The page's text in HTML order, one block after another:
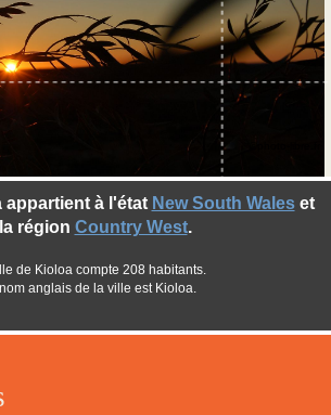
appartient à l'état New South Waleset
région Country West.
de Kioloa compte 208 habitants.
anglais de la ville est Kioloa.